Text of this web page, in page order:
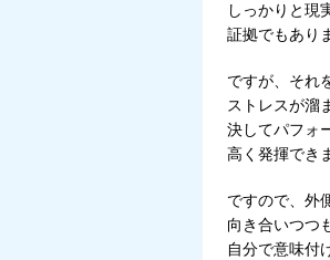
しっかりと現
証拠でもあり
ですが、それ
ストレスが溜
決してパフォ
高く発揮でき
ですので、外
向き合いつつ
自分で意味付